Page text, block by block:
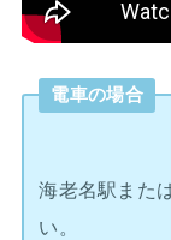
電車の場合
海老名駅また
い。